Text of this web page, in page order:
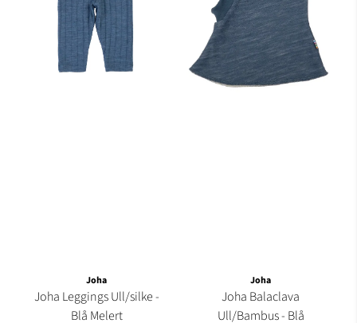
Joha
Joha Leggings Ull/silke -
Blå Melert
Joha
Joha Balaclava
Ull/Bambus - Blå